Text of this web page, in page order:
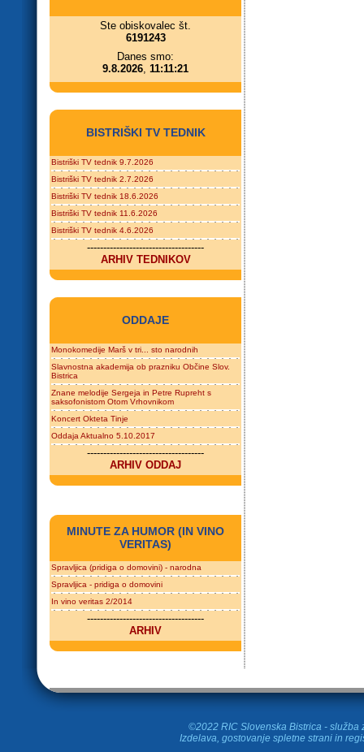
Ste obiskovalec št.
6191243
Danes smo:
9.8.2026, 11:11:21
BISTRIŠKI TV TEDNIK
Bistriški TV tednik 9.7.2026
Bistriški TV tednik 2.7.2026
Bistriški TV tednik 18.6.2026
Bistriški TV tednik 11.6.2026
Bistriški TV tednik 4.6.2026
------------------------------------
ARHIV TEDNIKOV
ODDAJE
Monokomedije Marš v tri... sto narodnih
Slavnostna akademija ob prazniku Občine Slov.
Bistrica
Znane melodije Sergeja in Petre Rupreht s
saksofonistom Otom Vrhovnikom
Koncert Okteta Tinje
Oddaja Aktualno 5.10.2017
------------------------------------
ARHIV ODDAJ
MINUTE ZA HUMOR (IN VINO
VERITAS)
Spravljica (pridiga o domovini) - narodna
Spravljica - pridiga o domovini
In vino veritas 2/2014
------------------------------------
ARHIV
©2022 RIC Slovenska Bistrica - služba
Izdelava, gostovanje spletne strani in